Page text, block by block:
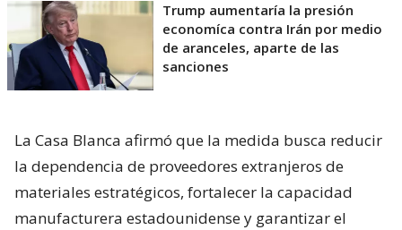
Trump aumentaría la presión
economíca contra Irán por medio
de aranceles, aparte de las
sanciones
La Casa Blanca afirmó que la medida busca reducir
la dependencia de proveedores extranjeros de
materiales estratégicos, fortalecer la capacidad
manufacturera estadounidense y garantizar el